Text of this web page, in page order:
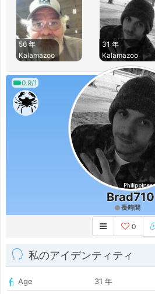
56 年
Kalamazoo
31 年
Kalamazoo
0.9/1
Brad710
長時間
0
私のアイデンティティ
Age
31 年